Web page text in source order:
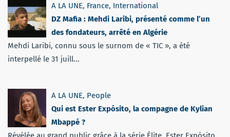
A LA UNE, France, International
DZ Mafia : Mehdi Laribi, présenté comme l’un
des fondateurs, arrêté en Algérie
Mehdi Laribi, connu sous le surnom de « TIC », a été
interpellé le 31 juill...
A LA UNE, People
Qui est Ester Expósito, la compagne de Kylian
Mbappé ?